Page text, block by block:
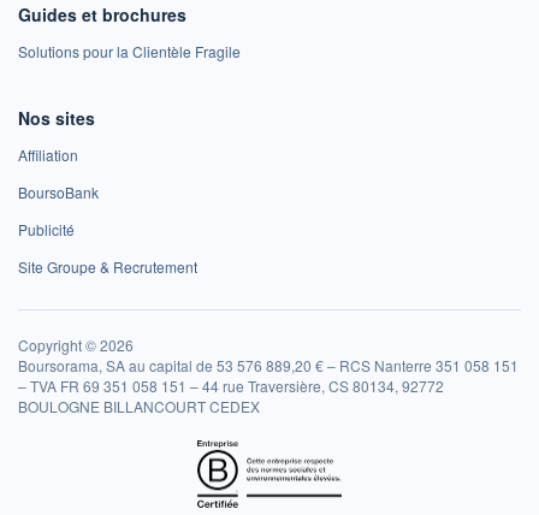
Guides et brochures
Solutions pour la Clientèle Fragile
Nos sites
Affiliation
BoursoBank
Publicité
Site Groupe & Recrutement
Copyright © 2026
Boursorama, SA au capital de 53 576 889,20 € – RCS Nanterre 351 058 151
– TVA FR 69 351 058 151 – 44 rue Traversière, CS 80134, 92772
BOULOGNE BILLANCOURT CEDEX